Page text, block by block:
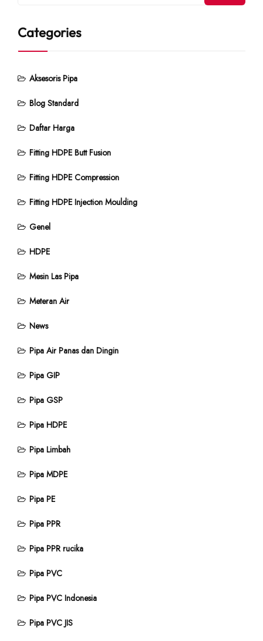
Categories
Aksesoris Pipa
Blog Standard
Daftar Harga
Fitting HDPE Butt Fusion
Fitting HDPE Compression
Fitting HDPE Injection Moulding
Genel
HDPE
Mesin Las Pipa
Meteran Air
News
Pipa Air Panas dan Dingin
Pipa GIP
Pipa GSP
Pipa HDPE
Pipa Limbah
Pipa MDPE
Pipa PE
Pipa PPR
Pipa PPR rucika
Pipa PVC
Pipa PVC Indonesia
Pipa PVC JIS